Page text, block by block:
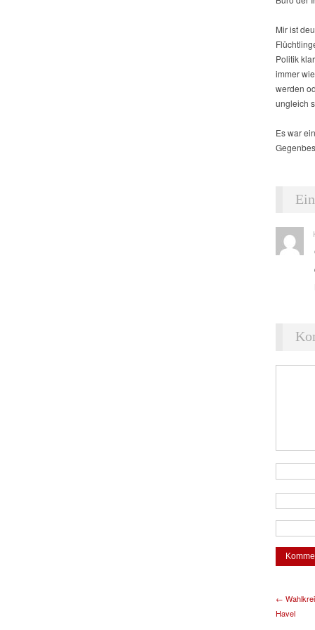
Mir ist
Politik
immer
werden
ungleich
Es war
←
Havel